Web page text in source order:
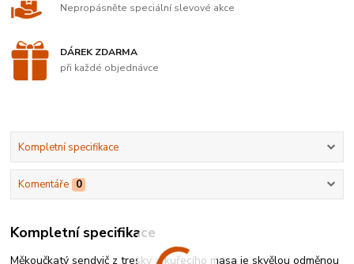
Nepropásněte speciální slevové akce
DÁREK ZDARMA
při každé objednávce
Kompletní specifikace
Komentáře 0
Kompletní specifikace
Měkoučkatý sendvič z tresky a kuřecího masa je skvělou odměnou